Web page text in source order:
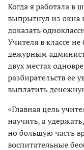
Когда я работала в
выпрыгнул из окна
доказать
Учителя в классе
дежурным
двух местах
разбирательств ее
выплатить
«Главная цель
научить, а
но большую часть
воспитательные